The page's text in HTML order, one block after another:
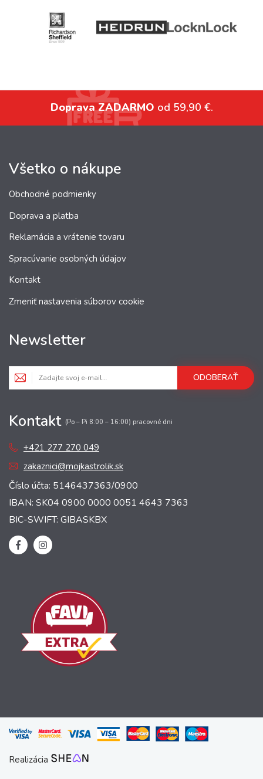
Doprava ZADARMO od 59,90 €.
Všetko o nákupe
Obchodné podmienky
Doprava a platba
Reklamácia a vrátenie tovaru
Spracúvanie osobných údajov
Kontakt
Zmeniť nastavenia súborov cookie
Newsletter
ODOBERAŤ
Kontakt (Po – Pi 8:00 – 16:00) pracovné dni
+421 277 270 049
zakaznici@mojkastrolik.sk
Číslo účta: 5146437363/0900
IBAN: SK04 0900 0000 0051 4643 7363
BIC-SWIFT: GIBASKBX
Realizácia